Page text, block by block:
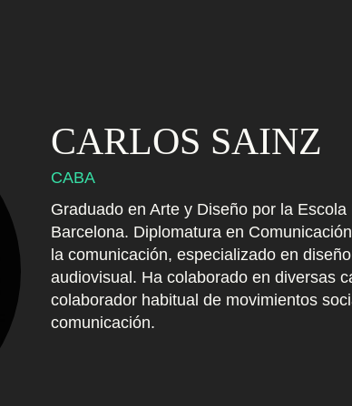
CARLOS SAINZ
CABA
Graduado en Arte y Diseño por la
Barcelona. Diplomatura en
la comunicación, especializado en
audiovisual. Ha colaborado en diversas
colaborador habitual de movimientos
comunicación.